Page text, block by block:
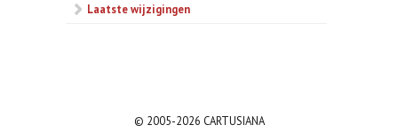
Laatste wijzigingen
© 2005-2026 CARTUSIANA